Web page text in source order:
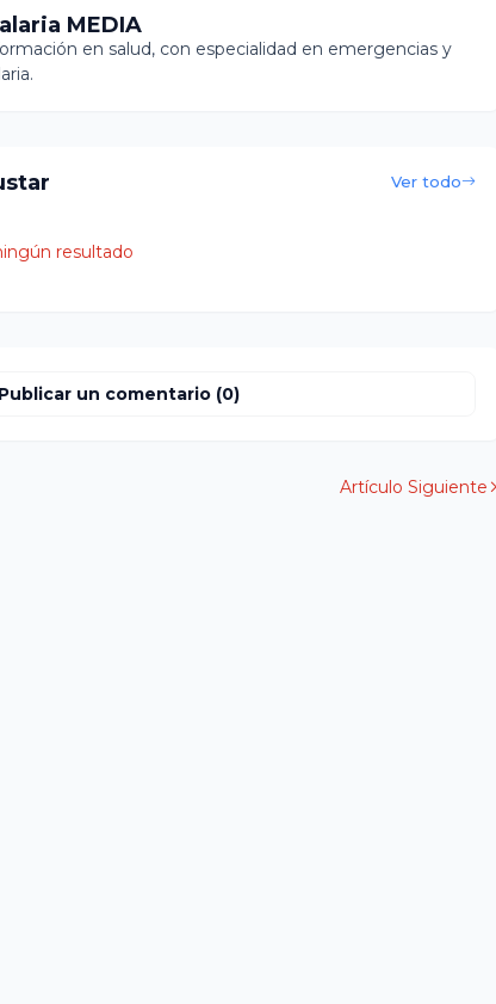
MEDIA
en salud, con especialidad en emergencias y
Ver todo
resultado
Publicar un comentario (0)
Artículo Siguiente